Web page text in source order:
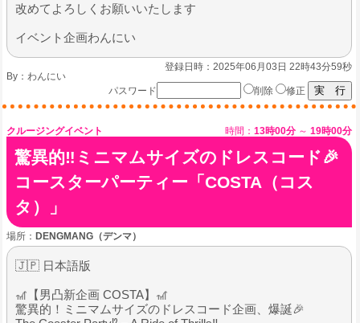
改めてよろしくお願いいたします
イベント企画わんにい
登録日時：2025年06月03日 22時43分59秒
By： わんにい
パスワード
削除 修正
クルージングイベント 時間： 13時00分 ～ 19時00分
驚異的‼️ミニマムサイズのドレスコード🎉
コースターパーティー「COSTA（コス
タ）」
場所： DENGMANG（デンマ）
🇯🇵 日本語版
🎢【男凸新企画 COSTA】🎢
驚異的！ミニマムサイズのドレスコード企画、爆誕🎉